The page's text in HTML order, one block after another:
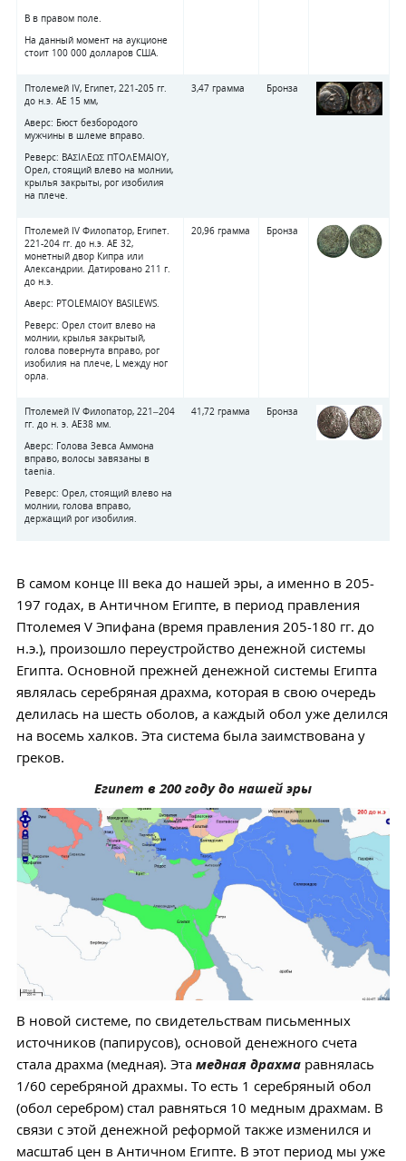
B в правом поле.
На данный момент на аукционе
стоит 100 000 долларов США.
Птолемей IV, Египет, 221-205 гг.
до н.э. АЕ 15 мм,
Аверс: Бюст безбородого
мужчины в шлеме вправо.
Реверс: BAΣIΛEΩΣ ΠTOΛEMAIOY,
Орел, стоящий влево на молнии,
крылья закрыты, рог изобилия
на плече.
3,47 грамма Бронза
Птолемей IV Филопатор, Египет.
221-204 гг. до н.э. AE 32,
монетный двор Кипра или
Александрии. Датировано 211 г.
до н.э.
Аверс: PTOLEMAIOY BASILEWS.
Реверс: Орел стоит влево на
молнии, крылья закрытый,
голова повернута вправо, рог
изобилия на плече, L между ног
орла.
20,96 грамма Бронза
Птолемей IV Филопатор, 221–204
гг. до н. э. AE38 мм.
Аверс: Голова Зевса Аммона
вправо, волосы завязаны в
taenia.
Реверс: Орел, стоящий влево на
молнии, голова вправо,
держащий рог изобилия.
41,72 грамма Бронза
В самом конце III века до нашей эры, а именно в 205-
197 годах, в Античном Египте, в период правления
Птолемея V Эпифана (время правления 205-180 гг. до
н.э.), произошло переустройство денежной системы
Египта. Основной прежней денежной системы Египта
являлась серебряная драхма, которая в свою очередь
делилась на шесть оболов, а каждый обол уже делился
на восемь халков. Эта система была заимствована у
греков.
Египет в 200 году до нашей эры
В новой системе, по свидетельствам письменных
источников (папирусов), основой денежного счета
стала драхма (медная). Эта медная драхма равнялась
1/60 серебряной драхмы. То есть 1 серебряный обол
(обол серебром) стал равняться 10 медным драхмам. В
связи с этой денежной реформой также изменился и
масштаб цен в Античном Египте. В этот период мы уже